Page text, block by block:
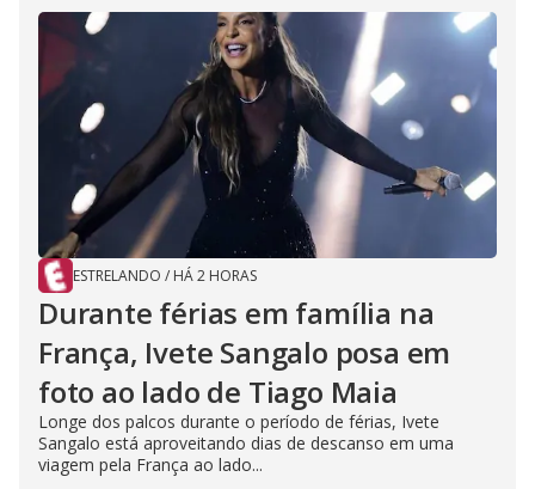
ESTRELANDO / HÁ 2 HORAS
Durante férias em família na
França, Ivete Sangalo posa em
foto ao lado de Tiago Maia
Longe dos palcos durante o período de férias, Ivete
Sangalo está aproveitando dias de descanso em uma
viagem pela França ao lado...